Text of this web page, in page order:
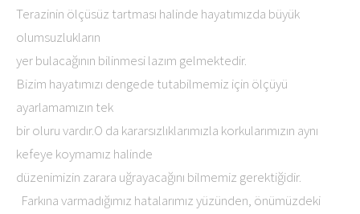
Terazinin ölçüsüz tartması halinde hayatımızda büyük
olumsuzlukların
yer bulacağının bilinmesi lazım gelmektedir.
Bizim hayatımızı dengede tutabilmemiz için ölçüyü
ayarlamamızın tek
bir oluru vardır.O da kararsızlıklarımızla korkularımızın aynı
kefeye koymamız halinde
düzenimizin zarara uğrayacağını bilmemiz gerektiğidir.
Farkına varmadığımız hatalarımız yüzünden, önümüzdeki